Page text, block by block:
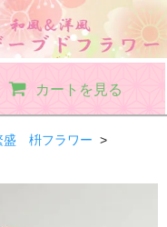
カートを見る
盛 枡フラワー >